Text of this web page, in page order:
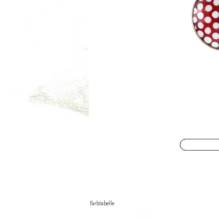
Farbtabelle